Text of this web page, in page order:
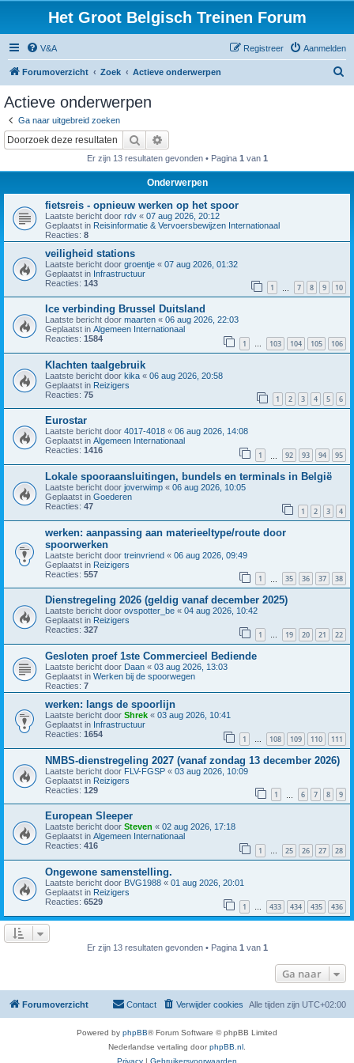
Het Groot Belgisch Treinen Forum
V&A Aanmelden
Registreer
Forumoverzicht Zoek Actieve onderwerpen
Actieve onderwerpen
Ga naar uitgebreid zoeken
Zoek
Er zijn 13 resultaten gevonden • Pagina 1 van 1
Onderwerpen
fietsreis - opnieuw werken op het spoor
Laatste bericht door rdv « 07 aug 2026, 20:12
Geplaatst in Reisinformatie & Vervoersbewijzen Internationaal
Reacties: 8
veiligheid stations
Laatste bericht door groentje « 07 aug 2026, 01:32
Geplaatst in Infrastructuur
Reacties: 143 1 7 8 9 10
Ice verbinding Brussel Duitsland
Laatste bericht door maarten « 06 aug 2026, 22:03
Geplaatst in Algemeen Internationaal
Reacties: 1584 1 … 103 104 105 106
Klachten taalgebruik
Laatste bericht door kika « 06 aug 2026, 20:58
Geplaatst in Reizigers
Reacties: 75 1 2 3 4 5 6
Eurostar
Laatste bericht door 4017-4018 « 06 aug 2026, 14:08
Geplaatst in Algemeen Internationaal
Reacties: 1416 1 92 93 94 95
Lokale spooraansluitingen, bundels en terminals in België
Laatste bericht door joverwimp « 06 aug 2026, 10:05
Geplaatst in Goederen
Reacties: 47 1 2 3 4
werken: aanpassing aan materieeltype/route door
spoorwerken
Laatste bericht door treinvriend « 06 aug 2026, 09:49
Geplaatst in Reizigers
Reacties: 557 1 35 36 37 38
Dienstregeling 2026 (geldig vanaf december 2025)
Laatste bericht door ovspotter_be « 04 aug 2026, 10:42
Geplaatst in Reizigers
Reacties: 327 1 … 19 20 21 22
Gesloten proef 1ste Commercieel Bediende
Laatste bericht door Daan « 03 aug 2026, 13:03
Geplaatst in Werken bij de spoorwegen
Reacties: 7
werken: langs de spoorlijn
Laatste bericht door Shrek « 03 aug 2026, 10:41
Geplaatst in Infrastructuur
Reacties: 1654 1 … 108 109 110 111
NMBS-dienstregeling 2027 (vanaf zondag 13 december 2026)
Laatste bericht door FLV-FGSP « 03 aug 2026, 10:09
Geplaatst in Reizigers
Reacties: 129 1 6 7 8 9
European Sleeper
Laatste bericht door Steven « 02 aug 2026, 17:18
Geplaatst in Algemeen Internationaal
Reacties: 416 1 … 25 26 27 28
Ongewone samenstelling.
Laatste bericht door BVG1988 « 01 aug 2026, 20:01
Geplaatst in Reizigers
Reacties: 6529 1 … 433 434 435 436
Er zijn 13 resultaten gevonden • Pagina 1 van 1
Ga naar
Forumoverzicht Alle tijden zijn UTC+02:00
Verwijder cookies
Contact
Powered by phpBB® Forum Software © phpBB Limited
Nederlandse vertaling doorphpBB.nl
Privacy | Gebruikersvoorwaarden